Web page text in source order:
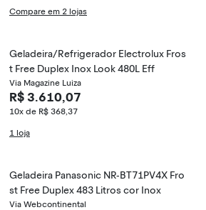
Compare em 2 lojas
Geladeira/Refrigerador Electrolux Fros
t Free Duplex Inox Look 480L Eff
Via Magazine Luiza
R$ 3.610,07
10x de R$ 368,37
1 loja
Geladeira Panasonic NR-BT71PV4X Fro
st Free Duplex 483 Litros cor Inox
Via Webcontinental